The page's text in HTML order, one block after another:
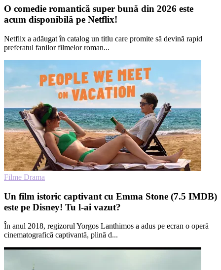
O comedie romantică super bună din 2026 este
acum disponibilă pe Netflix!
Netflix a adăugat în catalog un titlu care promite să devină rapid
preferatul fanilor filmelor roman...
Filme Drama
Un film istoric captivant cu Emma Stone (7.5 IMDB)
este pe Disney! Tu l-ai vazut?
În anul 2018, regizorul Yorgos Lanthimos a adus pe ecran o operă
cinematografică captivantă, plină d...